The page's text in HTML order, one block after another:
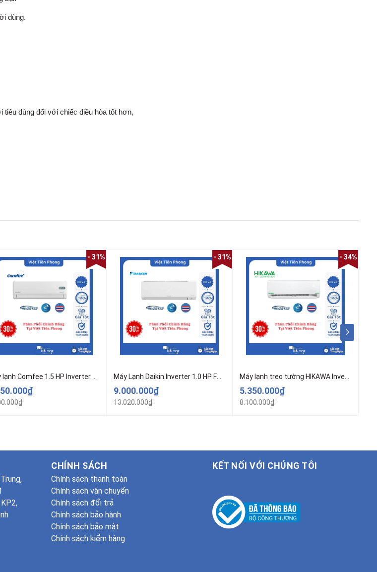
dùng.
dùng đối với chiếc điều hòa tốt hơn,
- 31%
Máy lạnh Comfee 1.5 HP Inverter CFS-13VGPF-V (Mode 2025)
- 31%
Máy Lạnh Daikin Inverter 1.0 HP FTKF25ZVMV – (Model 2025)
9.000.000₫
13.020.000₫
- 34%
Máy lạnh treo tường HIKAWA Inverter 1 chiều 9000 BTU HI-VC10A/K-VC10A
5.350.000₫
8.100.000₫
CHÍNH SÁCH
Chính sách thanh toán
Chính sách vận chuyển
Chính sách đổi trả
Chính sách bảo hành
Chính sách bảo mật
Chính sách kiểm hàng
KẾT NỐI VỚI CHÚNG TÔI